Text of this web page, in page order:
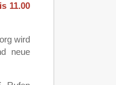
11.00
wird
neue